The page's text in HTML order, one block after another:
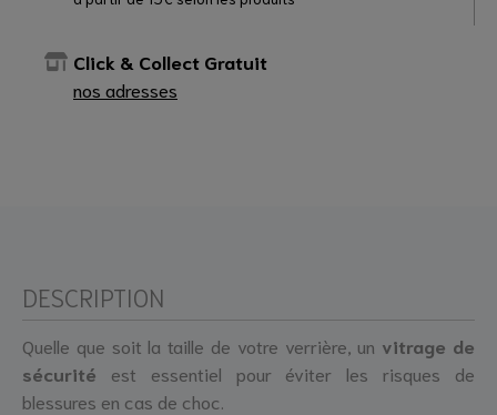
Click & Collect Gratuit
nos adresses
DESCRIPTION
Quelle que soit la taille de votre verrière, un vitrage de
sécurité est essentiel pour éviter les risques de
blessures en cas de choc.